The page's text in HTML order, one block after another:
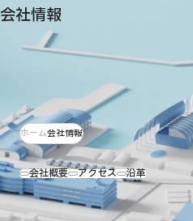
会社情報
会社概要 アクセス 沿革
ホーム会社情報